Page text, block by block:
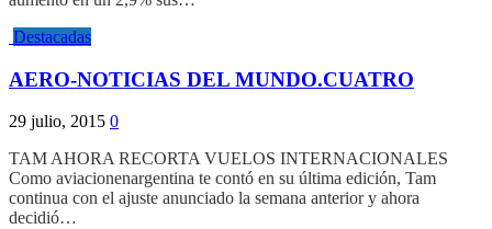
Destacadas
AERO-NOTICIAS DEL MUNDO.CUATRO
29 julio, 2015 0
TAM AHORA RECORTA VUELOS INTERNACIONALES
Como aviacionenargentina te contó en su última edición, Tam
continua con el ajuste anunciado la semana anterior y ahora
decidió…